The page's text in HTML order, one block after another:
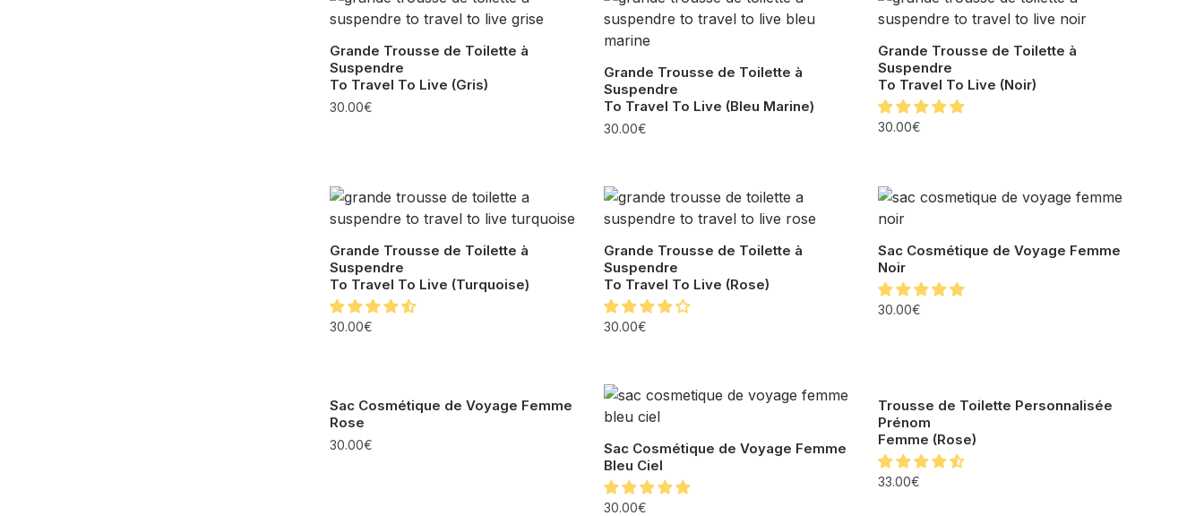
Grande Trousse de Toilette à
Suspendre
To Travel To Live (Gris)
30.00€
Grande Trousse de Toilette à
Suspendre
To Travel To Live (Bleu Marine)
30.00€
Grande Trousse de Toilette à
Suspendre
To Travel To Live (Noir)
30.00€
Grande Trousse de Toilette à
Suspendre
To Travel To Live (Turquoise)
30.00€
Grande Trousse de Toilette à
Suspendre
To Travel To Live (Rose)
30.00€
Sac Cosmétique de Voyage Femme
Noir
30.00€
Sac Cosmétique de Voyage Femme
Rose
30.00€
Sac Cosmétique de Voyage Femme
Bleu Ciel
30.00€
Trousse de Toilette Personnalisée
Prénom
Femme (Rose)
33.00€